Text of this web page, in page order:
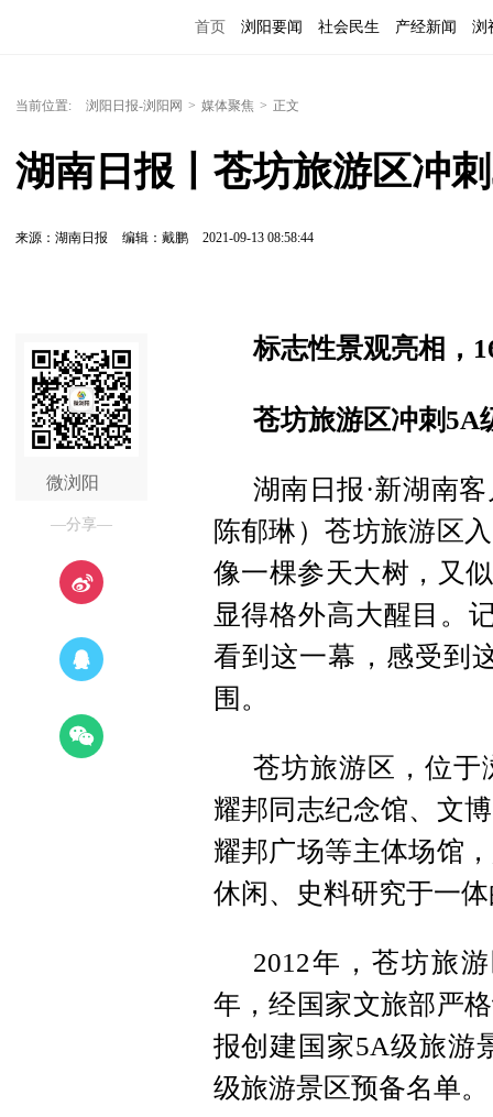
首页 浏阳要闻 社会民生 产经新闻 浏
当前位置: 浏阳日报-浏阳网 > 媒体聚焦 > 正文
湖南日报丨苍坊旅游区冲
来源：湖南日报 编辑：戴鹏 2021-09-13 08:58:44
微浏阳
—分享—
标志性景观亮相，
苍坊旅游区冲刺5A
湖南日报·新湖南
陈郁琳）苍坊旅游区
像一棵参天大树，又
显得格外高大醒目。
看到这一幕，感受到
围。
苍坊旅游区，位于
耀邦同志纪念馆、文
耀邦广场等主体场馆
休闲、史料研究于一
2012年，苍坊旅
年，经国家文旅部严
报创建国家5A级旅游
级旅游景区预备名单。